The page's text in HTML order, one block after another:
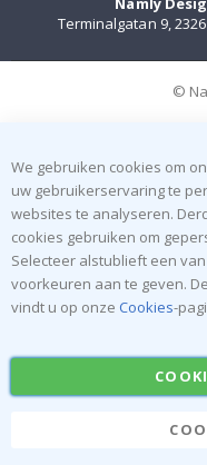
Terminalgatan 9,
©
We gebruiken cookies om
uw gebruikerservaring te
websites te analyseren.
cookies gebruiken om
Selecteer alstublieft een
voorkeuren aan te geven.
vindt u op onze Cookies-